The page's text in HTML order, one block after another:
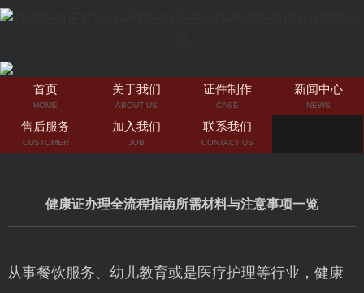
首页
HOME
关于我们
ABOUT US
证件制作
CASE
新闻中心
NEWS
售后服务
CUSTOMER
加入我们
JOB
联系我们
CONTACT US
健康证办理全流程指南所需材料与注意事项一览
从事餐饮服务、幼儿教育或是医疗护理等行业，健康